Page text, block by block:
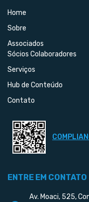
Home
Sobre
Associados
Sócios Colaboradores
Serviços
Hub de Conteúdo
Contato
ENTRE EM CONTATO
Av. Moaci, 525,